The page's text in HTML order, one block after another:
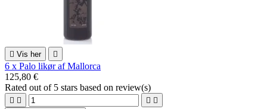
 Vis her 
6 x Palo likør af Mallorca
125,80 €
Rated out of 5 stars based on review(s)
   